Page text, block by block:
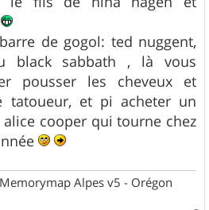
de gogol: ted nuggent,
black sabbath , là vous
pousser les cheveux et
tatoueur, et pi acheter un
cooper qui tourne chez
Alpes v5 - Orégon